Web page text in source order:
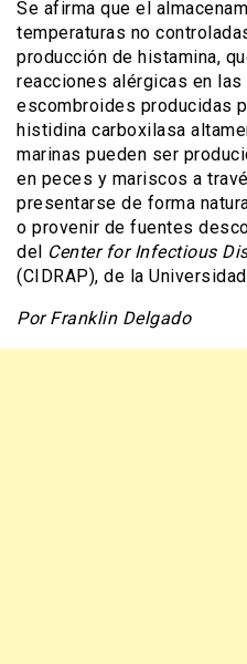
Se afirma que el
temperaturas no
producción de histamina,
reacciones alérgicas en
escombroides producidas
histidina carboxilasa
marinas pueden ser
en peces y mariscos a
presentarse de forma
o provenir de fuentes
del Center for Infectious
(CIDRAP), de la
Por Franklin Delgado